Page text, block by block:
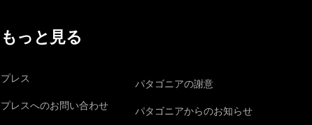
もっと見る
プレス
プレスへのお問い合わせ
パタゴニアの謝意
パタゴニアからのお知らせ